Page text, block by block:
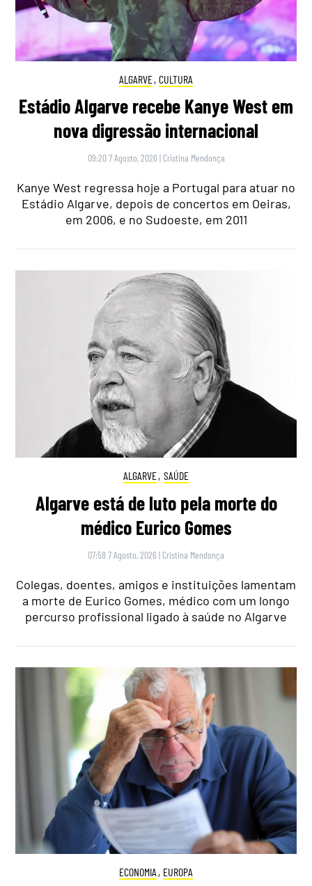
ALGARVE, CULTURA
Estádio Algarve recebe Kanye West em
nova digressão internacional
09:20 7 Agosto, 2026 | Cristina Mendonça
Kanye West regressa hoje a Portugal para atuar no
Estádio Algarve, depois de concertos em Oeiras,
em 2006, e no Sudoeste, em 2011
ALGARVE, SAÚDE
Algarve está de luto pela morte do
médico Eurico Gomes
07:58 7 Agosto, 2026 | Cristina Mendonça
Colegas, doentes, amigos e instituições lamentam
a morte de Eurico Gomes, médico com um longo
percurso profissional ligado à saúde no Algarve
ECONOMIA , EUROPA